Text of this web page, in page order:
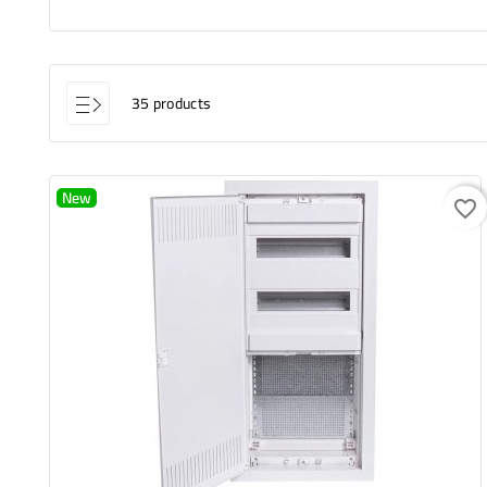
35 products
New favorite_border